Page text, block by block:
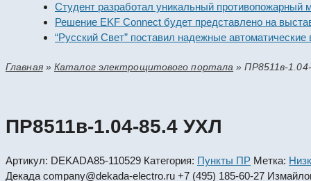
Студент разработал уникальный противопожарный
Решение EKF Connect будет представлено на выставке
“Русский Свет” поставил надежные автоматические
Главная»Каталог электрощитового портала »ПР8511в-
ПР8511в-1.04-85.4 УХЛ
Артикул: DEKADA85-110529 Категория: Пункты ПР Метка:
Декада company@dekada-electro.ru +7 (495) 185-60-27